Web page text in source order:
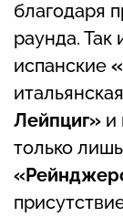
благодаря
раунда.
испанские
итальянская
Лейпциг» и
только лишь